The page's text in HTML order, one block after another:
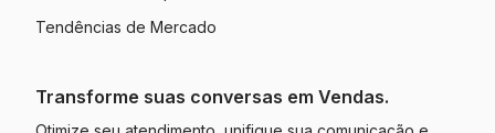
Tendências de Mercado
Transforme suas conversas em Vendas.